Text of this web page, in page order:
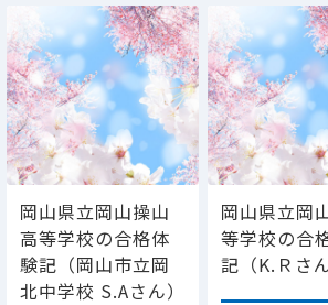
岡山県立岡山操山
高等学校の合格体
験記（岡山市立岡
北中学校 S.Aさん）
岡山県立岡
等学校の合
記（K.Ｒさん